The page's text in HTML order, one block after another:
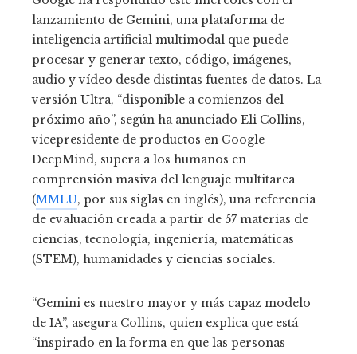
lanzamiento de Gemini, una plataforma de
inteligencia artificial multimodal que puede
procesar y generar texto, código, imágenes,
audio y vídeo desde distintas fuentes de datos. La
versión Ultra, “disponible a comienzos del
próximo año”, según ha anunciado Eli Collins,
vicepresidente de productos en Google
DeepMind, supera a los humanos en
comprensión masiva del lenguaje multitarea
(MMLU, por sus siglas en inglés), una referencia
de evaluación creada a partir de 57 materias de
ciencias, tecnología, ingeniería, matemáticas
(STEM), humanidades y ciencias sociales.
“Gemini es nuestro mayor y más capaz modelo
de IA”, asegura Collins, quien explica que está
“inspirado en la forma en que las personas